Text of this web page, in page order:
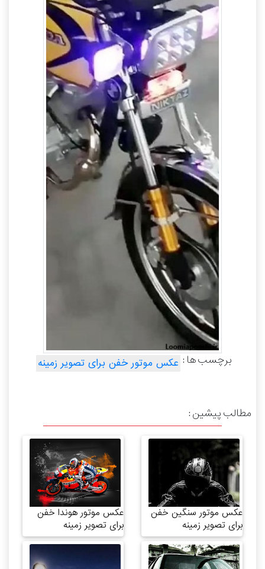
برچسب ها : عکس موتور خفن برای تصویر زمینه
مطالب پیشین :
عکس موتور سنگین خفن
برای تصویر زمینه
عکس موتور هوندا خفن
برای تصویر زمینه